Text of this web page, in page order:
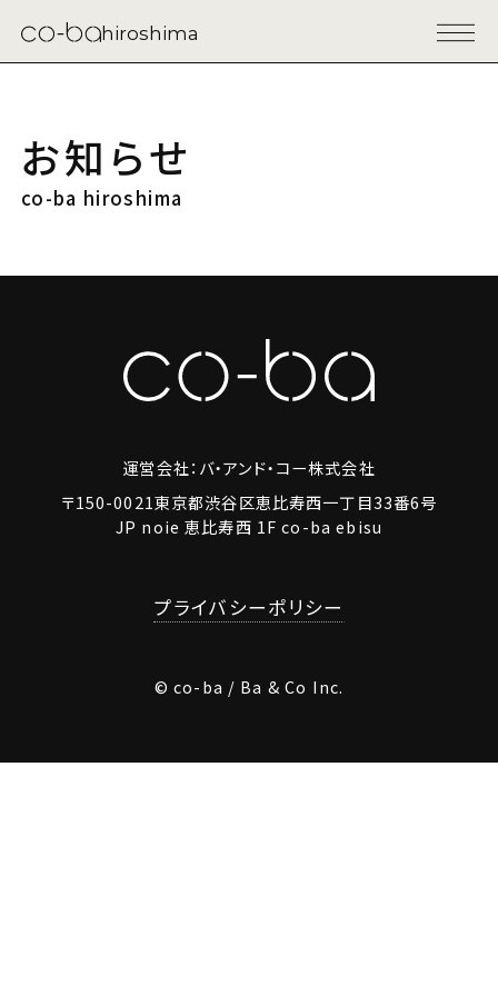
hiroshima
お知らせ
co-ba hiroshima
運営会社：バ・アンド・コー株式会社
〒150-0021東京都渋谷区恵比寿西一丁目33番6号
JP noie 恵比寿西 1F co-ba ebisu
プライバシーポリシー
© co-ba / Ba & Co Inc.